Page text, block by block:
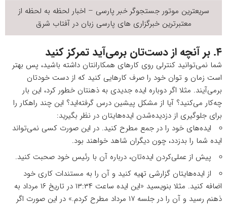
سریعترین موتور جستجوگرخبر پارسی – اخبار لحظه به لحظه از
معتبرترین خبرگزاری های پارسی زبان درآفتاب شرق
۴. بر آنچه از دست‌تان برمی‌آید تمرکز کنید
شما نمی‌توانید کنترلی روی کارهای همکارانتان داشته باشید، پس بهتر
است زمان و توان خود را صرف کارهایی کنید که از دست خودتان
برمی‌آیند. مثلا اگر دوباره ایده جدیدی به ذهنتان خطور کرد، این بار
چه‌کار می‌کنید؟ آیا از مشکل پیشین درس گرفته‌اید؟ این چند راهکار را
برای جلوگیری از دزدیده‌شدن ایده‌هایتان در نظر بگیرید:
ایده‌های خود را در جمع مطرح کنید. در این صورت کسی نمی‌تواند
ایده شما را بدزدد، چون دیگران شاهد خواهند بود.
پیش از عملی‌کردن ایده‌تان، درباره آن با رئیس خود صحبت کنید.
از ایده‌هایتان گزارشی تهیه کنید و آن را به مستندات کاری خود
اضافه کنید. مثلا بنویسید «این ایده ساعت ۱۳:۳۴ در تاریخ ۱۶ مرداد به
ذهنم رسید و آن را در جلسه ۱۷ مرداد مطرح کردم.» در این صورت اگر